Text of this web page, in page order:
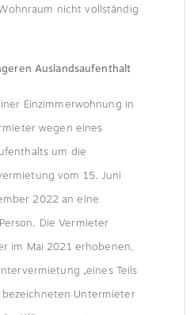
nicht vollständig
Auslandsaufenthalt
Einzimmerwohnung in
wegen eines
um die
vom 15. Juni
2022 an eine
Die Vermieter
im Mai 2021 erhobenen,
„eines Teils
Untermieter